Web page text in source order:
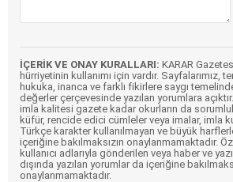
İÇERİK VE ONAY KURALLARI: KARAR
hürriyetinin kullanımı için vardır. Sayfalarımız,
hukuka, inanca ve farklı fikirlere saygı
değerler çerçevesinde yazılan yorumlara
imla kalitesi gazete kadar okurların da
küfür, rencide edici cümleler veya imalar, imla
Türkçe karakter kullanılmayan ve büyük
içeriğine bakılmaksızın onaylanmamaktadır.
kullanıcı adlarıyla gönderilen veya haber ve
dışında yazılan yorumlar da içeriğine
onaylanmamaktadır.